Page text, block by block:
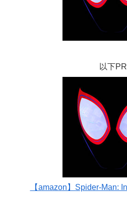
以下PR
【amazon】Spider-Man: